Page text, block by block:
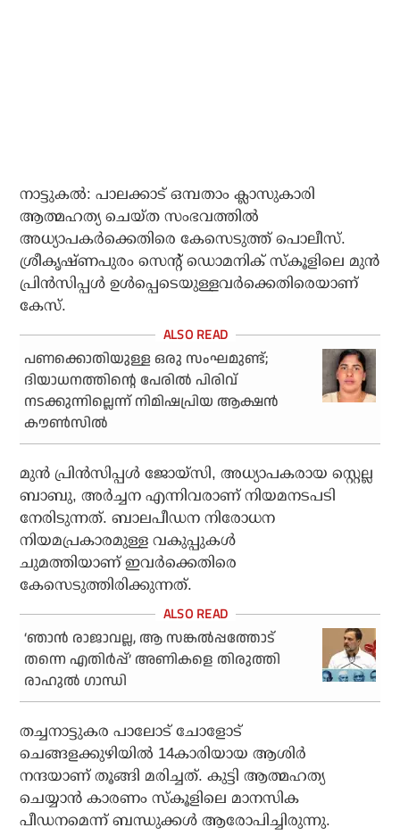
നാട്ടുകല്‍: പാലക്കാട് ഒമ്പതാം ക്ലാസുകാരി
ആത്മഹത്യ ചെയ്ത സംഭവത്തില്‍
അധ്യാപകര്‍ക്കെതിരെ കേസെടുത്ത് പൊലീസ്.
ശ്രീകൃഷ്ണപുരം സെന്റ് ഡൊമനിക് സ്‌കൂളിലെ മുന്‍
പ്രിന്‍സിപ്പള്‍ ഉള്‍പ്പെടെയുള്ളവര്‍ക്കെതിരെയാണ്
കേസ്.
പണക്കൊതിയുള്ള ഒരു സംഘമുണ്ട്;
ദിയാധനത്തിന്റെ പേരില്‍ പിരിവ്
നടക്കുന്നില്ലെന്ന് നിമിഷപ്രിയ ആക്ഷന്‍
കൗണ്‍സില്‍
മുന്‍ പ്രിന്‍സിപ്പള്‍ ജോയ്സി, അധ്യാപകരായ സ്റ്റെല്ല
ബാബു, അര്‍ച്ചന എന്നിവരാണ് നിയമനടപടി
നേരിടുന്നത്. ബാലപീഡന നിരോധന
നിയമപ്രകാരമുള്ള വകുപ്പുകള്‍
ചുമത്തിയാണ് ഇവർക്കെതിരെ
കേസെടുത്തിരിക്കുന്നത്.
‘ഞാന്‍ രാജാവല്ല, ആ സങ്കല്‍പ്പത്തോട്
തന്നെ എതിര്‍പ്പ്’ അണികളെ തിരുത്തി
രാഹുല്‍ ഗാന്ധി
തച്ചനാട്ടുകര പാലോട് ചോളോട്
ചെങ്ങളക്കുഴിയില്‍ 14കാരിയായ ആശിര്‍
നന്ദയാണ് തൂങ്ങി മരിച്ചത്. കുട്ടി ആത്മഹത്യ
ചെയ്യാന്‍ കാരണം സ്‌കൂളിലെ മാനസിക
പീഡനമെന്ന് ബന്ധുക്കള്‍ ആരോപിച്ചിരുന്നു.